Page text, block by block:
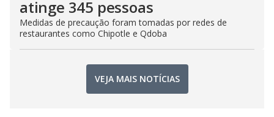
atinge 345 pessoas
Medidas de precaução foram tomadas por redes de
restaurantes como Chipotle e Qdoba
VEJA MAIS NOTÍCIAS